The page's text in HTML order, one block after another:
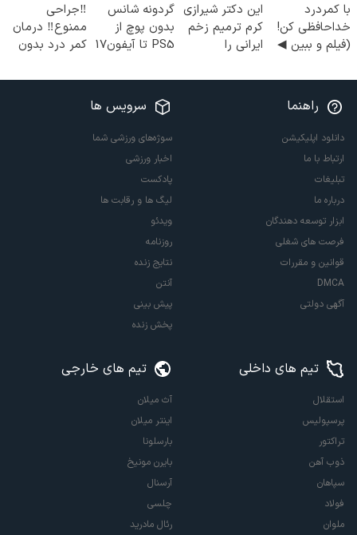
با کمردرد
خداحافظی کن!
(فیلم و ببین ◀
پرکن)
این دکتر شیرازی
کرم ترمیم زخم
ایرانی را
گردونه شانس
بدون پوچ از
PS5 تا آیفون17
‼️جراحی
ممنوع‼️ درمان
کمر درد بدون
نقاهت
راهنما
دانلود اپلیکیشن
ارتباط با ما
تبلیغات
درباره ما
ابزار توسعه دهندگان
فرصت های شغلی
قوانین و مقررات
DMCA
آگهی دولتی
سرویس ها
سوژه‌های ورزشی شما
اخبار ورزشی
پادکست
لیگ ها و رقابت ها
ویدئو
روزنامه
نتایج زنده
آنتن
پیش بینی
پخش زنده
تیم های داخلی
استقلال
پرسپولیس
تراکتور
ذوب آهن
سپاهان
فولاد
ملوان
تیم های خارجی
آث میلان
اینتر میلان
بارسلونا
بایرن مونیخ
آرسنال
چلسی
رئال مادرید